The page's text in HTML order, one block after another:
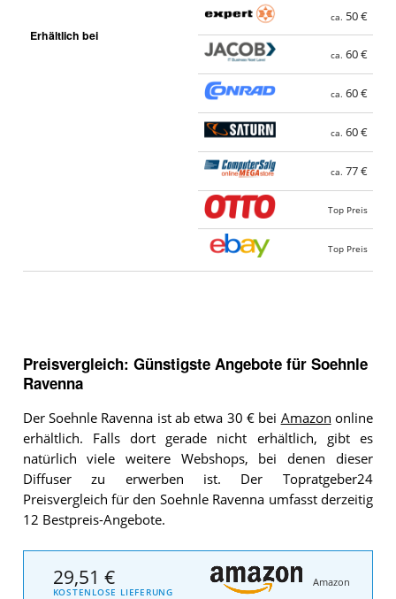
Erhältlich bei
ca. 50 €
ca. 60 €
ca. 60 €
ca. 60 €
ca. 77 €
Top Preis
Top Preis
Preisvergleich: Günstigste Angebote für Soehnle
Ravenna
Der Soehnle Ravenna ist ab etwa 30 € bei Amazon online
erhältlich. Falls dort gerade nicht erhältlich, gibt es
natürlich viele weitere Webshops, bei denen dieser
Diffuser zu erwerben ist. Der Topratgeber24
Preisvergleich für den Soehnle Ravenna umfasst derzeitig
12 Bestpreis-Angebote.
29,51 €
KOSTENLOSE LIEFERUNG
Amazon